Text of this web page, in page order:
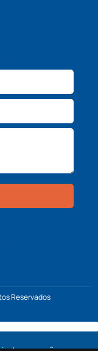
Reservados
de navegação,
nosso tráfego.